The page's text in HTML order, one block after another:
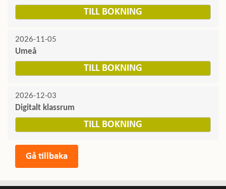
TILL BOKNING
2026-11-05
Umeå
TILL BOKNING
2026-12-03
Digitalt klassrum
TILL BOKNING